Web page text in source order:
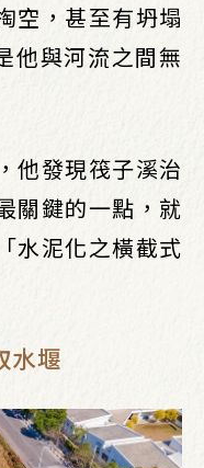
空，甚至有坍塌
與河流之間無
他發現筏子溪治
關鍵的一點，就
水泥化之橫截式
水堰